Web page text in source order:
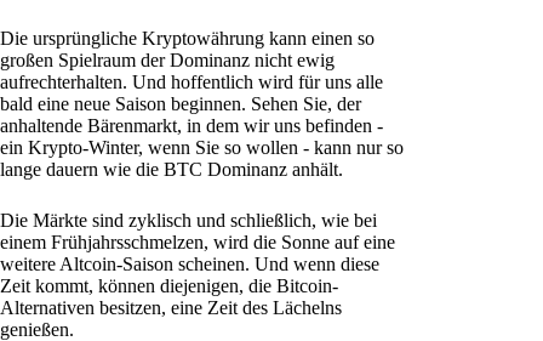
Die ursprüngliche Kryptowährung kann einen so
großen Spielraum der Dominanz nicht ewig
aufrechterhalten. Und hoffentlich wird für uns alle
bald eine neue Saison beginnen. Sehen Sie, der
anhaltende Bärenmarkt, in dem wir uns befinden -
ein Krypto-Winter, wenn Sie so wollen - kann nur so
lange dauern wie die BTC Dominanz anhält.
Die Märkte sind zyklisch und schließlich, wie bei
einem Frühjahrsschmelzen, wird die Sonne auf eine
weitere Altcoin-Saison scheinen. Und wenn diese
Zeit kommt, können diejenigen, die Bitcoin-
Alternativen besitzen, eine Zeit des Lächelns
genießen.